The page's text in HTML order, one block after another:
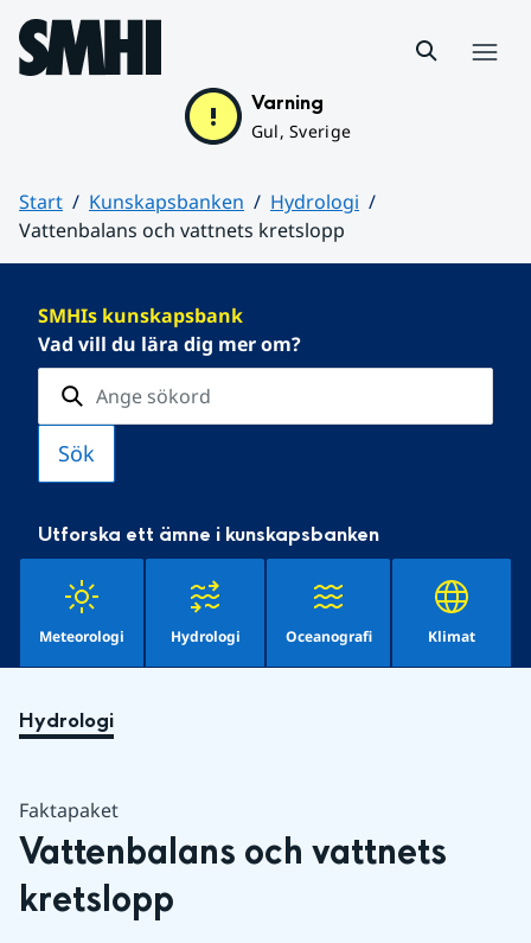
Hoppa till sidans innehåll
Varning
Gul, Sverige
Start Kunskapsbanken
Hydrologi
Vattenbalans och vattnets kretslopp
SMHIs kunskapsbank
Vad vill du lära dig mer om?
Utforska ett ämne i kunskapsbanken
Meteorologi Hydrologi Oceanografi Klimat
Hydrologi
Faktapaket
Vattenbalans och vattnets
kretslopp